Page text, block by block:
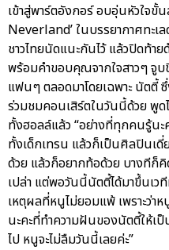
เข้าสู่พาร์ตอังกอร์ อบอุ่นหัวใจขั้
Neverland’ ในบรรยากาศทะเ
ชาวไทยนัดแนะกันไว้ แล้วปิดท้าย
พร้อมคำขอบคุณจากใจสาวๆ จู
แฟนๆ ตลอดมาโดยเฉพาะ นัต
ร่วมชมคอนเสิร์ตในวันนี้ด้วย พู
ทั้งฮอลล์แล้ว “อย่างที่ทุกคนรู้นะ
ทั้งเด็กเทรน แล้วก็เป็นศิลปินเ
ด้วย แล้วก็อยากท้อด้วย บางทีก็คิ
เปล่า แต่พอวันนี้นัตตี้ได้มาขึ้นเว
เหตุผลที่หนูไม่ยอมแพ้ เพราะว่
นะคะที่ทำความฝันของนัตตี้ให้เ
ไป หนูจะไม่ลืมวันนี้เลยค่ะ”